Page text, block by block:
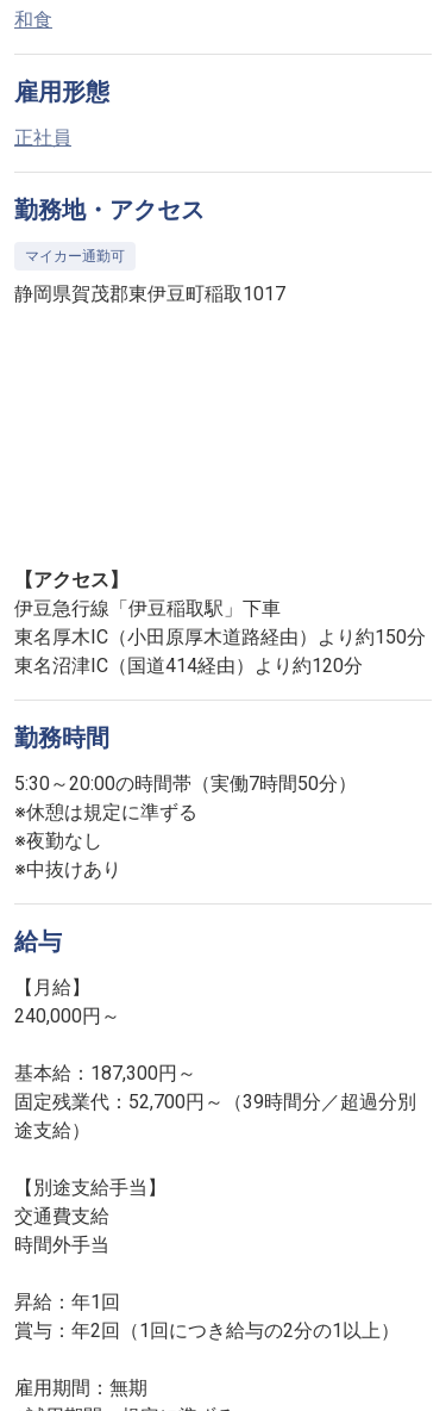
和食
雇用形態
正社員
勤務地・アクセス
マイカー通勤可
静岡県賀茂郡東伊豆町稲取1017
【アクセス】
伊豆急行線「伊豆稲取駅」下車
東名厚木IC（小田原厚木道路経由）より約150分
東名沼津IC（国道414経由）より約120分
勤務時間
5:30～20:00の時間帯（実働7時間50分）
※休憩は規定に準ずる
※夜勤なし
※中抜けあり
給与
【月給】
240,000円～
基本給：187,300円～
固定残業代：52,700円～（39時間分／超過分別
途支給）
【別途支給手当】
交通費支給
時間外手当
昇給：年1回
賞与：年2回（1回につき給与の2分の1以上）
雇用期間：無期